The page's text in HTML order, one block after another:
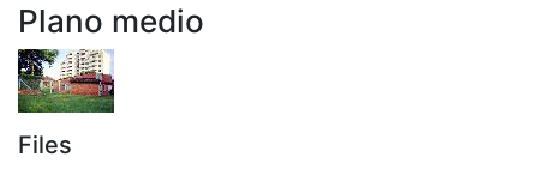
Plano medio
Files